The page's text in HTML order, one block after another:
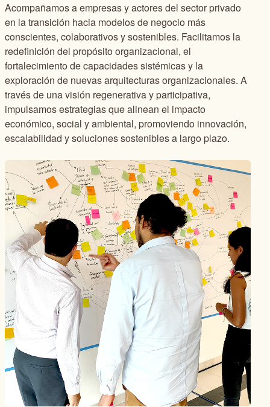
Acompañamos a empresas y actores del sector privado
en la transición hacia modelos de negocio más
conscientes, colaborativos y sostenibles. Facilitamos la
redefinición del propósito organizacional, el
fortalecimiento de capacidades sistémicas y la
exploración de nuevas arquitecturas organizacionales. A
través de una visión regenerativa y participativa,
impulsamos estrategias que alinean el impacto
económico, social y ambiental, promoviendo innovación,
escalabilidad y soluciones sostenibles a largo plazo.